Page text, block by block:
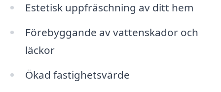
Estetisk uppfräschning av ditt hem
Förebyggande av vattenskador och
läckor
Ökad fastighetsvärde